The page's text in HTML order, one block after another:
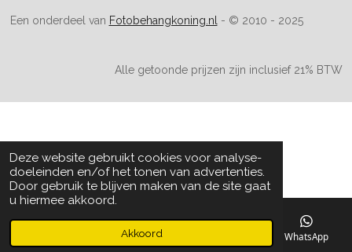
Deze website gebruikt cookies voor analyse-
doeleinden en/of het tonen van advertenties.
Door gebruik te blijven maken van de site gaat
u hiermee akkoord.
Akkoord
Een onderdeel van Fotobehangkoning.nl - © 2010 - 2025
Alle getoonde prijzen zijn inclusief 21% BTW
Telefoonnummer WhatsApp